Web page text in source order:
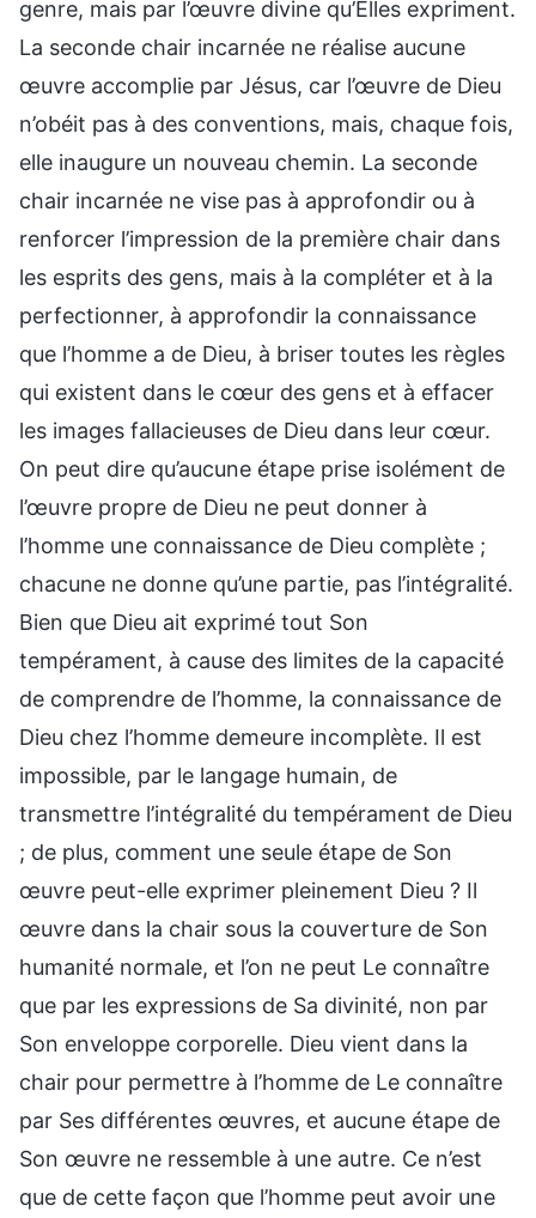
genre, mais par l’œuvre divine qu’Elles expriment.
La seconde chair incarnée ne réalise aucune
œuvre accomplie par Jésus, car l’œuvre de Dieu
n’obéit pas à des conventions, mais, chaque fois,
elle inaugure un nouveau chemin. La seconde
chair incarnée ne vise pas à approfondir ou à
renforcer l’impression de la première chair dans
les esprits des gens, mais à la compléter et à la
perfectionner, à approfondir la connaissance
que l’homme a de Dieu, à briser toutes les règles
qui existent dans le cœur des gens et à effacer
les images fallacieuses de Dieu dans leur cœur.
On peut dire qu’aucune étape prise isolément de
l’œuvre propre de Dieu ne peut donner à
l’homme une connaissance de Dieu complète ;
chacune ne donne qu’une partie, pas l’intégralité.
Bien que Dieu ait exprimé tout Son
tempérament, à cause des limites de la capacité
de comprendre de l’homme, la connaissance de
Dieu chez l’homme demeure incomplète. Il est
impossible, par le langage humain, de
transmettre l’intégralité du tempérament de Dieu
; de plus, comment une seule étape de Son
œuvre peut-elle exprimer pleinement Dieu ? Il
œuvre dans la chair sous la couverture de Son
humanité normale, et l’on ne peut Le connaître
que par les expressions de Sa divinité, non par
Son enveloppe corporelle. Dieu vient dans la
chair pour permettre à l’homme de Le connaître
par Ses différentes œuvres, et aucune étape de
Son œuvre ne ressemble à une autre. Ce n’est
que de cette façon que l’homme peut avoir une